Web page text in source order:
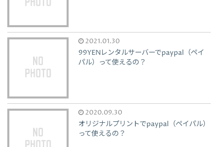
2021.01.30
99YENレンタルサーバーでpaypal（ペイ
パル）って使えるの？
2020.09.30
オリジナルプリントでpaypal（ペイパル）
って使えるの？